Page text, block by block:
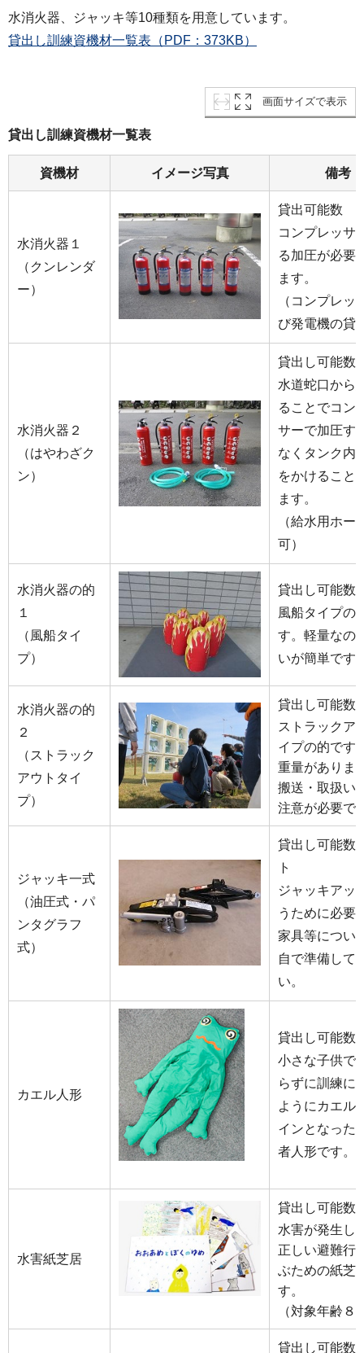
水消火器、ジャッキ等10種類を用意しています。
貸出し訓練資機材一覧表（PDF：373KB）
画面サイズで表示
貸出し訓練資機材一覧表
資機材 イメージ写真 備考
水消火器１
（クンレンダ
ー）
貸出可能数
コンプレッサ
る加圧が必要
ます。
（コンプレッ
び発電機の貸
水消火器２
（はやわざク
ン）
貸出し可能
水道蛇口から
ることでコン
サーで加圧す
なくタンク内
をかけること
ます。
（給水用ホー
可）
水消火器の的
１
（風船タイ
プ）
貸出し可能
風船タイプの
す。軽量なの
いが簡単です
水消火器の的
２
（ストラック
アウトタイ
プ）
貸出し可能数
ストラックア
イプの的です
重量がありま
搬送・取扱い
注意が必要で
ジャッキ一式
（油圧式・パ
ンタグラフ
式）
貸出し可能数
ト
ジャッキアッ
うために必要
家具等につい
自で準備して
い。
カエル人形
貸出し可能数
小さな子供で
らずに訓練に
ようにカエル
インとなった
者人形です。
水害紙芝居
貸出し可能数
水害が発生し
正しい避難行
ぶための紙芝
す。
（対象年齢８
貸出し可能数